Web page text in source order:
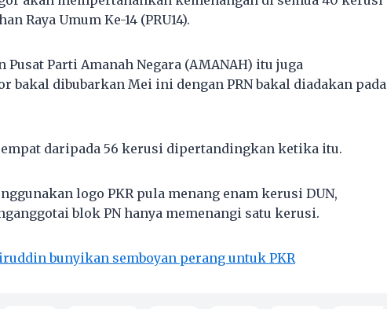
Raya Umum Ke-14 (PRU14).
Parti Amanah Negara (AMANAH) itu juga
bakal dibubarkan Mei ini dengan PRN bakal diadakan pada
empat daripada 56 kerusi dipertandingkan ketika itu.
logo PKR pula menang enam kerusi DUN,
blok PN hanya memenangi satu kerusi.
bunyikan semboyan perang untuk PKR